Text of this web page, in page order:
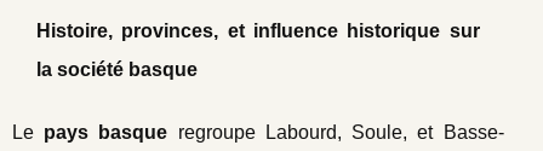
Histoire, provinces, et influence historique sur
la société basque
Le pays basque regroupe Labourd, Soule, et Basse-